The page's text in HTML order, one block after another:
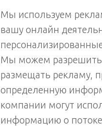
Мы используем
вашу онлайн
Мы можем разрешить
размещать рекламу,
определенную
компании могут
информацию о потоке